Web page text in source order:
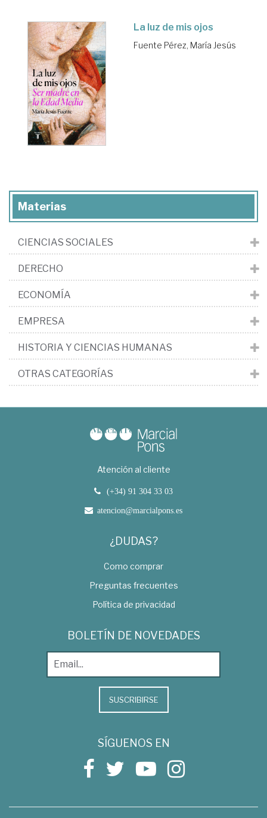
La luz de mis ojos
Fuente Pérez, María Jesús
Materias
CIENCIAS SOCIALES
DERECHO
ECONOMÍA
EMPRESA
HISTORIA Y CIENCIAS HUMANAS
OTRAS CATEGORÍAS
Atención al cliente
(+34) 91 304 33 03
atencion@marcialpons.es
¿DUDAS?
Como comprar
Preguntas frecuentes
Política de privacidad
BOLETÍN DE NOVEDADES
SUSCRIBIRSE
SÍGUENOS EN